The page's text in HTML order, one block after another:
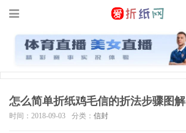
怎么简单折纸鸡毛信的折法步骤图解
时间：2018-09-03 分类： 信封